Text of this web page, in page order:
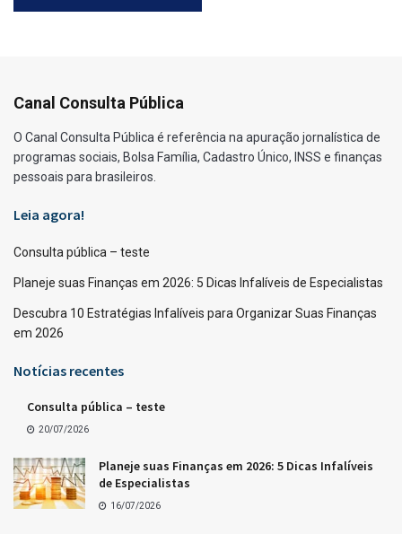
Canal Consulta Pública
O Canal Consulta Pública é referência na apuração jornalística de
programas sociais, Bolsa Família, Cadastro Único, INSS e finanças
pessoais para brasileiros.
Leia agora!
Consulta pública – teste
Planeje suas Finanças em 2026: 5 Dicas Infalíveis de Especialistas
Descubra 10 Estratégias Infalíveis para Organizar Suas Finanças
em 2026
Notícias recentes
Consulta pública – teste
20/07/2026
Planeje suas Finanças em 2026: 5 Dicas Infalíveis
de Especialistas
16/07/2026